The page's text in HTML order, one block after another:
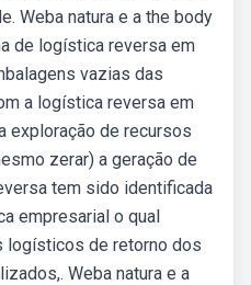
Weba natura e a the body
de logística reversa em
vazias das
a logística reversa em
exploração de recursos
zerar) a geração de
tem sido identificada
empresarial o qual
logísticos de retorno dos
Weba natura e a